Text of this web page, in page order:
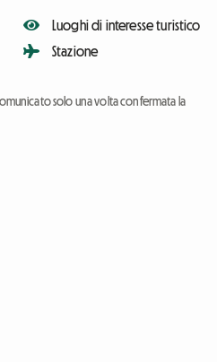
Luoghi di interesse turistico
Stazione
solo una volta confermata la